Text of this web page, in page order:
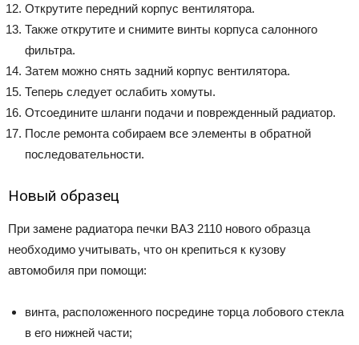
Открутите передний корпус вентилятора.
Также открутите и снимите винты корпуса салонного
фильтра.
Затем можно снять задний корпус вентилятора.
Теперь следует ослабить хомуты.
Отсоедините шланги подачи и поврежденный радиатор.
После ремонта собираем все элементы в обратной
последовательности.
Новый образец
При замене радиатора печки ВАЗ 2110 нового образца
необходимо учитывать, что он крепиться к кузову
автомобиля при помощи:
винта, расположенного посредине торца лобового стекла
в его нижней части;